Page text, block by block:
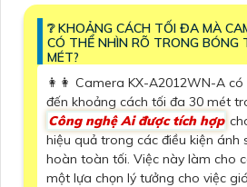
❔ KHOẢNG CÁCH TỐI ĐA MÀ
CÓ THỂ NHÌN RÕ TRONG BÓNG
MÉT?
️👩‍👩 Camera KX-A2012WN-A
đến khoảng cách tối đa 30 mét
Công nghệ Ai được tích hợp
hiệu quả trong các điều kiện ánh
hoàn toàn tối. Việc này làm cho
một lựa chọn lý tưởng cho việc